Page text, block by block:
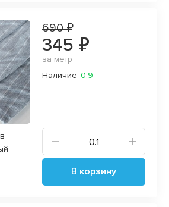
690 ₽
345 ₽
за метр
Наличие 0.9
В корзину